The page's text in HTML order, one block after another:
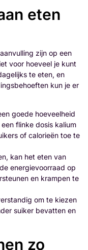
eten
zijn op een
voor hoeveel je kunt
te eten, en
kun je er
goede hoeveelheid
flinke dosis kalium
of calorieën toe te
kan het eten van
energievoorraad op
en krampen te
om te kiezen
suiker bevatten en
zo